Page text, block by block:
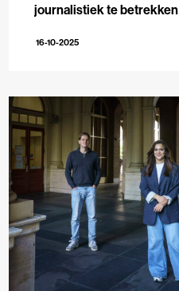
journalistiek te betrekken
16-10-2025